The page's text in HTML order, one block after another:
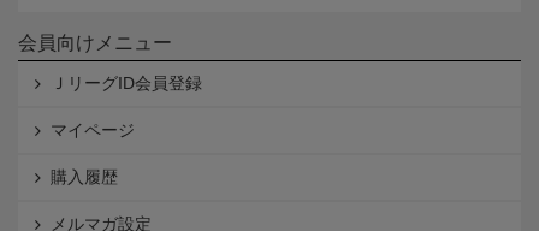
会員向けメニュー
ＪリーグID会員登録
マイページ
購入履歴
メルマガ設定